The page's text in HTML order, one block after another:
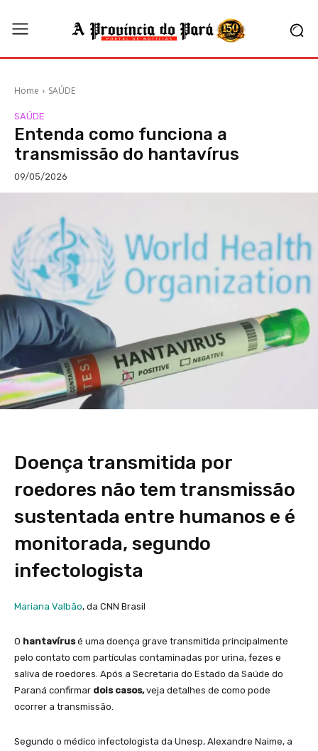
Home SAÚDE
SAÚDE
Entenda como funciona a
transmissão do hantavírus
09/05/2026
Doença transmitida por
roedores não tem transmissão
sustentada entre humanos e é
monitorada, segundo
infectologista
Mariana Valbão, da CNN Brasil
O hantavírusé uma doença grave transmitida principalmente
pelo contato com partículas contaminadas por urina, fezes e
saliva de roedores. Após a Secretaria do Estado da Saúde do
Paraná confirmar dois casos,veja detalhes de como pode
ocorrer a transmissão.
Segundo o médico infectologista da Unesp, Alexandre Naime, a